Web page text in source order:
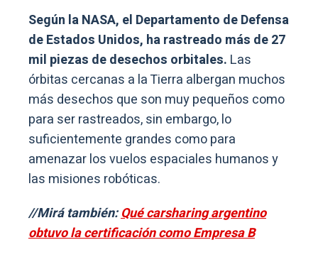
Según la NASA, el Departamento de Defensa
de Estados Unidos, ha rastreado más de 27
mil piezas de desechos orbitales. Las
órbitas cercanas a la Tierra albergan muchos
más desechos que son muy pequeños como
para ser rastreados, sin embargo, lo
suficientemente grandes como para
amenazar los vuelos espaciales humanos y
las misiones robóticas.
//Mirá también:Qué carsharing argentino
obtuvo la certificación como Empresa B